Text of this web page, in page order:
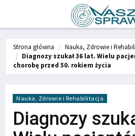
Strona główna
Nauka, Zdrowie i
Diagnozy szukał 36 lat. Wielu
chorobę przed 50. rokiem życia
Nauka, Zdrowie i Rehabilitacja
Diagnozy